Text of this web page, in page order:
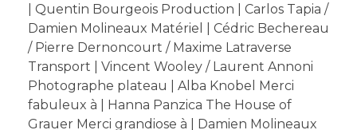
| Quentin Bourgeois Production | Carlos Tapia /
Damien Molineaux Matériel | Cédric Bechereau
/ Pierre Dernoncourt / Maxime Latraverse
Transport | Vincent Wooley / Laurent Annoni
Photographe plateau | Alba Knobel Merci
fabuleux à | Hanna Panzica The House of
Grauer Merci grandiose à | Damien Molineaux